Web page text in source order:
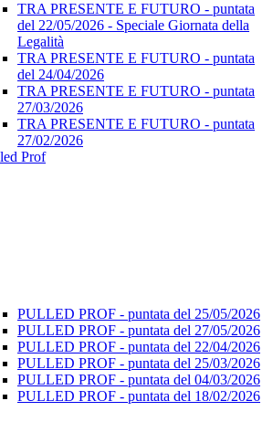
TRA PRESENTE E FUTURO - puntata
del 22/05/2026 - Speciale Giornata della
Legalità
TRA PRESENTE E FUTURO - puntata
del 24/04/2026
TRA PRESENTE E FUTURO - puntata
27/03/2026
TRA PRESENTE E FUTURO - puntata
27/02/2026
Prof
PULLED PROF - puntata del 25/05/2026
PULLED PROF - puntata del 27/05/2026
PULLED PROF - puntata del 22/04/2026
PULLED PROF - puntata del 25/03/2026
PULLED PROF - puntata del 04/03/2026
PULLED PROF - puntata del 18/02/2026